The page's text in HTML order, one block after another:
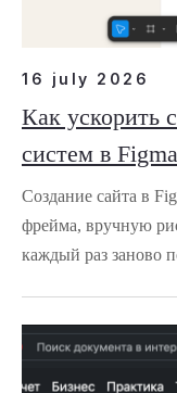
16 july 2026
Как ускорить
систем в Figma
Создание сайта в
фрейма, вручную
каждый раз заново